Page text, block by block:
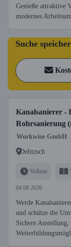
Genieße attraktive
modernes
Suche
Kanalsanierer -
Rohrsanierung
Workwise GmbH
Delitzsch
Vollzeit
04.08.2026
Werde
und schütze die
Sichere